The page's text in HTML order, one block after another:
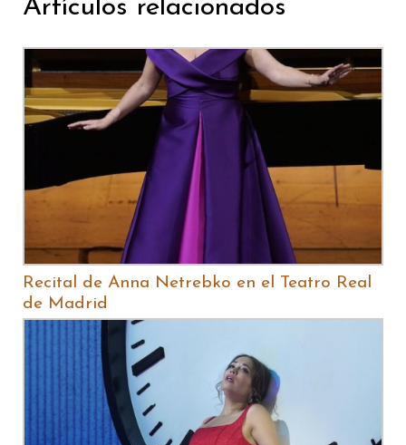
Artículos relacionados
Recital de Anna Netrebko en el Teatro Real
de Madrid